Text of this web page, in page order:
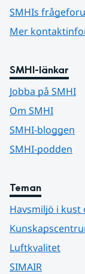
SMHIs
Mer
SMHI-länkar
Jobba på SMHI
Om SMHI
SMHI-bloggen
SMHI-podden
Teman
Havsmiljö i kust
Luftkvalitet
SIMAIR